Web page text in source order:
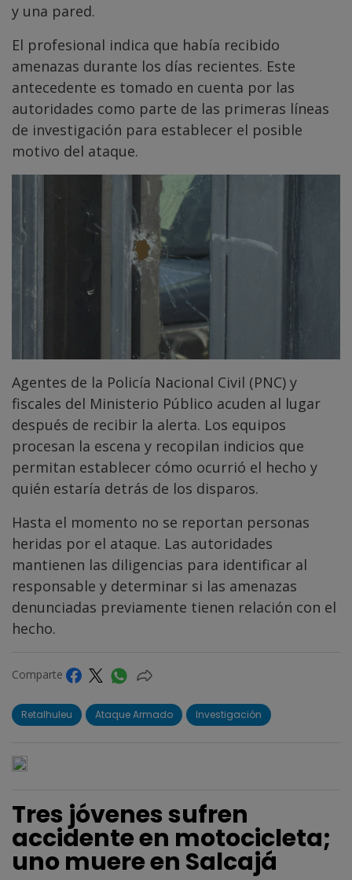
y una pared.
El profesional indica que había recibido
amenazas durante los días recientes. Este
antecedente es tomado en cuenta por las
autoridades como parte de las primeras líneas
de investigación para establecer el posible
motivo del ataque.
Agentes de la Policía Nacional Civil (PNC) y
fiscales del Ministerio Público acuden al lugar
después de recibir la alerta. Los equipos
procesan la escena y recopilan indicios que
permitan establecer cómo ocurrió el hecho y
quién estaría detrás de los disparos.
Hasta el momento no se reportan personas
heridas por el ataque. Las autoridades
mantienen las diligencias para identificar al
responsable y determinar si las amenazas
denunciadas previamente tienen relación con el
hecho.
Comparte
Retalhuleu Ataque Armado Investigación
Tres jóvenes sufren
accidente en motocicleta;
uno muere en Salcajá